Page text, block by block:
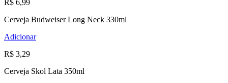
R$ 6,99
Cerveja Budweiser Long Neck 330ml
Adicionar
R$ 3,29
Cerveja Skol Lata 350ml